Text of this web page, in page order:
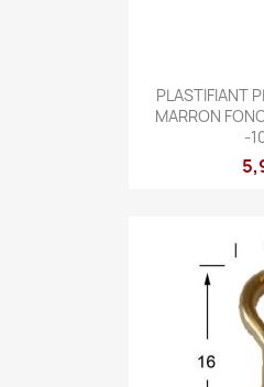

PLASTIFIANT
MARRON
-